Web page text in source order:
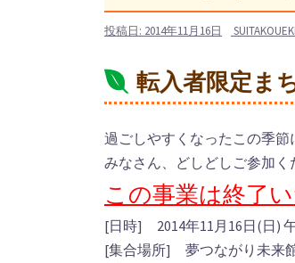
投稿日: 2014年11月16日
転入者限定ま
過ごしやすくなったこの季
みなさん、どしどしご参加く
この事業は終了
[日時] 2014年11月16日(日)
[集合場所] 夢つながり未来